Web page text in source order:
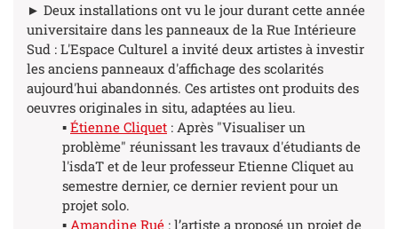
► Deux installations ont vu le jour durant cette année
universitaire dans les panneaux de la Rue Intérieure
Sud : L'Espace Culturel a invité deux artistes à investir
les anciens panneaux d'affichage des scolarités
aujourd'hui abandonnés. Ces artistes ont produits des
oeuvres originales in situ, adaptées au lieu.
▪ Étienne Cliquet : Après "Visualiser un
problème" réunissant les travaux d'étudiants de
l'isdaT et de leur professeur Etienne Cliquet au
semestre dernier, ce dernier revient pour un
projet solo.
▪ Amandine Rué : l’artiste a proposé un projet de